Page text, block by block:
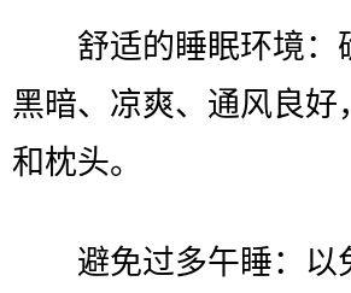
舒适的睡眠环境：
黑暗、凉爽、通风良
和枕头。
避免过多午睡：以